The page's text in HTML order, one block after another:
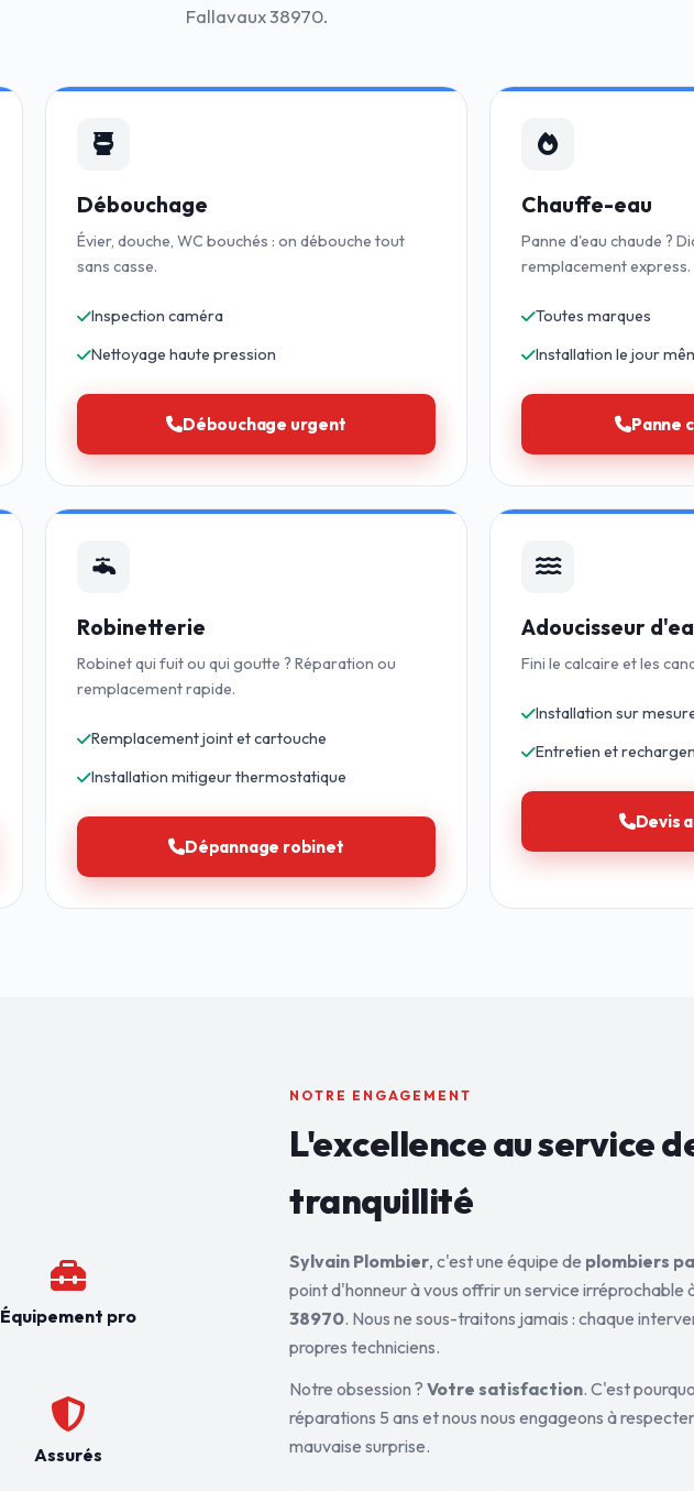
Fallavaux 38970.
Débouchage
Évier, douche, WC bouchés : on débouche tout
sans casse.
Inspection caméra
Nettoyage haute pression
Débouchage urgent
Chauffe-eau
Panne d'eau chaude ?
remplacement express.
Toutes marques
Installation le jour
Panne
Robinetterie
Robinet qui fuit ou qui goutte ? Réparation ou
remplacement rapide.
Remplacement joint et cartouche
Installation mitigeur thermostatique
Dépannage robinet
Adoucisseur
Fini le calcaire et les
Installation sur
Entretien et
Devis
Équipement pro
Assurés
NOTRE ENGAGEMENT
L'excellence au service
tranquillité
Sylvain Plombier, c'est une équipe de plombiers
point d'honneur à vous offrir un service irréprochable
38970. Nous ne sous-traitons jamais : chaque
propres techniciens.
Notre obsession ? Votre satisfaction. C'est
réparations 5 ans et nous nous engageons à
mauvaise surprise.